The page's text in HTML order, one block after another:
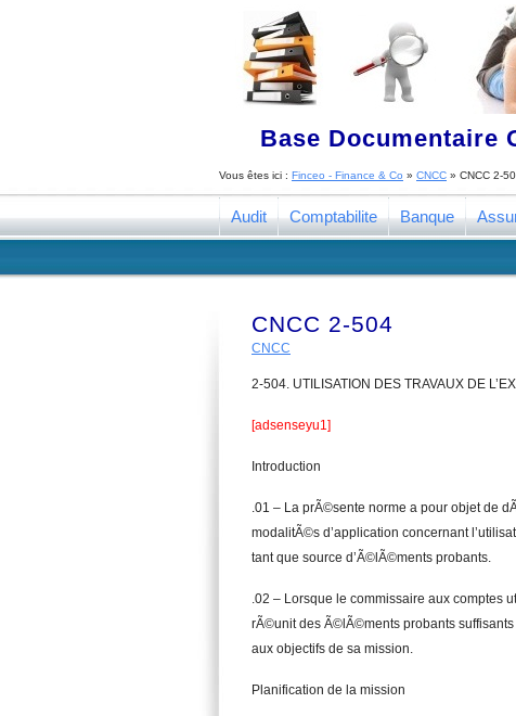
Base Documentaire
Vous êtes ici : Finceo - Finance & Co » CNCC » CNCC 2-
Audit Comptabilite Banque
CNCC 2-504
CNCC
2-504. UTILISATION DES TRAVAUX DE
[adsenseyu1]
Introduction
.01 – La prÃ©sente norme a pour objet de
modalitÃ©s d’application concernant
tant que source d’Ã©lÃ©ments probants.
.02 – Lorsque le commissaire aux comptes
rÃ©unit des Ã©lÃ©ments probants
aux objectifs de sa mission.
Planification de la mission